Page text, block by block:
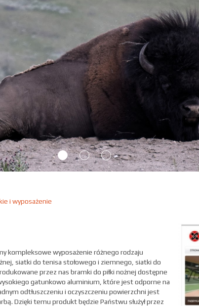
i wyposażenie
kompleksowe wyposażenie różnego rodzaju
siatki do tenisa stołowego i ziemnego, siatki do
przez nas bramki do piłki nożnej dostępne
gatunkowo aluminium, które jest odporne na
odtłuszczeniu i oczyszczeniu powierzchni jest
Dzięki temu produkt będzie Państwu służył przez